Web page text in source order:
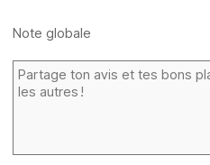
Note globale